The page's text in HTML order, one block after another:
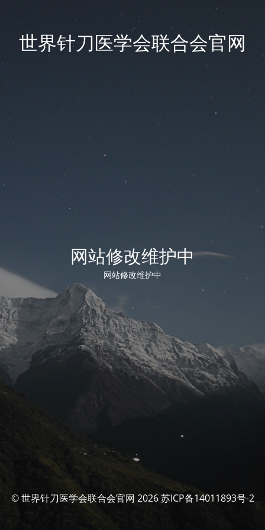
世界针刀医学会联合会官网
网站修改维护中
网站修改维护中
© 世界针刀医学会联合会官网 2026 苏ICP备14011893号-2